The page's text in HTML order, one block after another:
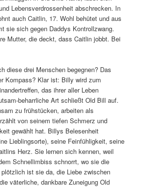
Lebensverdrossenheit abschrecken. In
auch Caitlin, 17. Wohl behütet und aus
sie sich gegen Daddys Kontrollzwang.
Mutter, die deckt, dass Caitlin jobbt. Bei
diese drei Menschen begegnen? Das
Kompass? Klar ist: Billy wird zum
das ihrer aller Leben
beharrliche Art schließt Old Bill auf.
zu frühstücken, arbeiten als
von seinem tiefen Schmerz und
gewählt hat. Billys Belesenheit
Lieblingsorte), seine Feinfühligkeit, seine
Herz. Sie lernen sich kennen, weil
Schnellimbiss schnorrt, wo sie die
ist sie da, die Liebe zwischen
väterliche, dankbare Zuneigung Old